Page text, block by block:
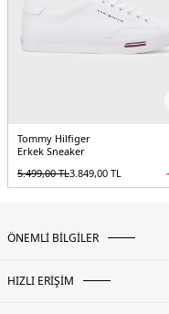
Tommy Hilfiger
Erkek Sneaker
5.499,00TL3.849,00 TL
ÖNEMLİ BİLGİLER
HIZLI ERİŞİM